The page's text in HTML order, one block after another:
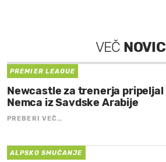
VEČ NOVIC
PREMIER LEAGUE
Newcastle za trenerja pripeljal
Nemca iz Savdske Arabije
PREBERI VEČ…
ALPSKO SMUČANJE